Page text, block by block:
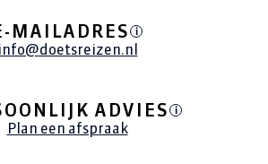
MAILADRES i
info@doetsreizen.nl
ADVIES i
Plan een afspraak